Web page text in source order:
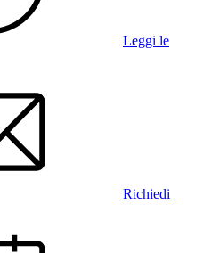
Leggi le
Richiedi